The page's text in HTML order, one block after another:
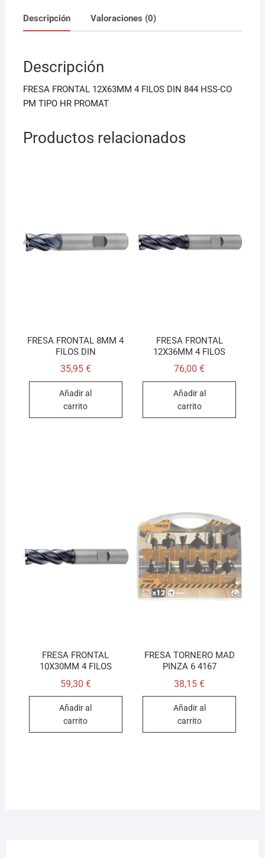
c
e
o
o
k
ai
l
at
s
p
p
Descripción Valoraciones (0)
Descripción
FRESA FRONTAL 12X63MM 4 FILOS DIN 844 HSS-CO
PM TIPO HR PROMAT
Productos relacionados
FRESA FRONTAL 8MM 4
FILOS DIN
35,95 €
Añadir al
carrito
FRESA FRONTAL
12X36MM 4 FILOS
76,00€
Añadir al
carrito
FRESA FRONTAL
10X30MM 4 FILOS
59,30 €
Añadir al
carrito
FRESA TORNERO MAD
PINZA 6 4167
38,15€
Añadir al
carrito